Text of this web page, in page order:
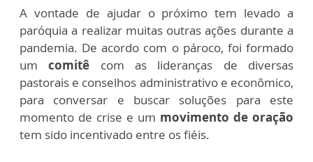
A vontade de ajudar o próximo tem levado a
paróquia a realizar muitas outras ações durante a
pandemia. De acordo com o pároco, foi formado
umcomitê com as lideranças de diversas
pastorais e conselhos administrativo e econômico,
para conversar e buscar soluções para este
momento de crise e um movimento de oração
tem sido incentivado entre os fiéis.